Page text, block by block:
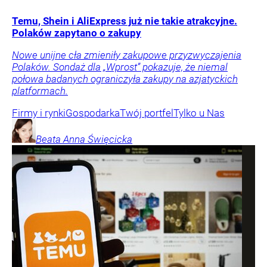
Temu, Shein i AliExpress już nie takie atrakcyjne.
Polaków zapytano o zakupy
Nowe unijne cła zmieniły zakupowe przyzwyczajenia
Polaków. Sondaż dla „Wprost” pokazuje, że niemal
połowa badanych ograniczyła zakupy na azjatyckich
platformach.
Firmy i rynkiGospodarkaTwój portfel Tylko u Nas
Beata Anna Święcicka